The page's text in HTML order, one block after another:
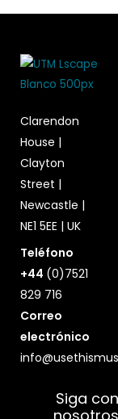
Clarendon
House |
Clayton
Street |
Newcastle |
NE1 5EE | UK
Teléfono
+44 (0)7521
829 716
Correo
electrónico
Siga con